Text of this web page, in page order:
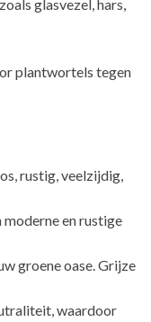
glasvezel, hars,
plantwortels tegen
rustig, veelzijdig,
en rustige
groene oase. Grijze
waardoor